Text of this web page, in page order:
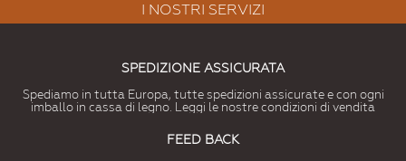
I NOSTRI SERVIZI
SPEDIZIONE ASSICURATA
Spediamo in tutta Europa, tutte spedizioni assicurate e con ogni
imballo in cassa di legno. Leggi le nostre condizioni di vendita
FEED BACK